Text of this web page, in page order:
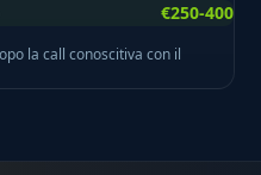
€250-400
la call conoscitiva con il